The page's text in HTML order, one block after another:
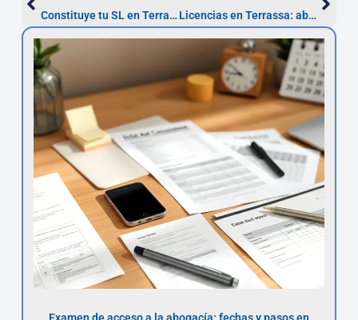
Constituye tu SL en Terrassa: 2-4 semanas con abogado
Licencias en Terrassa: abogados urbanismo (1–3 meses)